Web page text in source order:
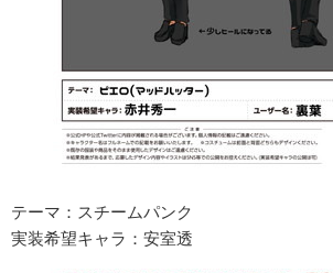
テーマ：スチームパンク
実装希望キャラ：安室透